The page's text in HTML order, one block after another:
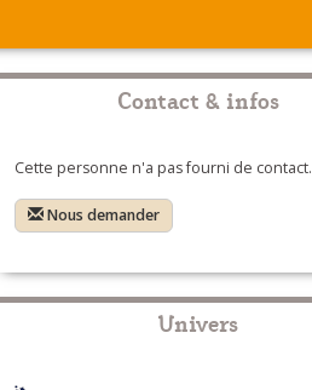
Contact & infos
Cette personne n'a pas fourni de contact.
Nous demander
Univers